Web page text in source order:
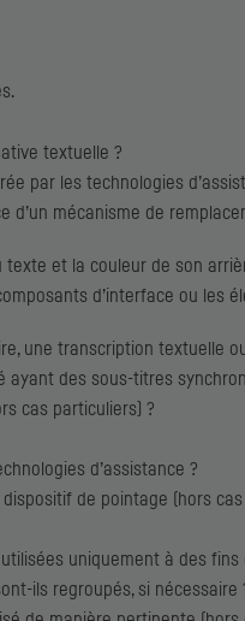
textuelle ?
par les technologies
d’un mécanisme de
et la couleur de son
d’interface ou
une transcription textuelle
des sous-titres
cas particuliers) ?
d’assistance ?
de pointage (hors
uniquement à des
ils regroupés, si nécessaire